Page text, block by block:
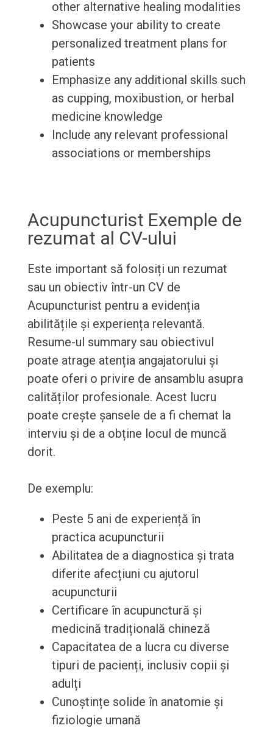
other alternative healing modalities
Showcase your ability to create
personalized treatment plans for
patients
Emphasize any additional skills such
as cupping, moxibustion, or herbal
medicine knowledge
Include any relevant professional
associations or memberships
Acupuncturist Exemple de
rezumat al CV-ului
Este important să folosiți un rezumat
sau un obiectiv într-un CV de
Acupuncturist pentru a evidenția
abilitățile și experiența relevantă.
Resume-ul summary sau obiectivul
poate atrage atenția angajatorului și
poate oferi o privire de ansamblu asupra
calităților profesionale. Acest lucru
poate crește șansele de a fi chemat la
interviu și de a obține locul de muncă
dorit.
De exemplu:
Peste 5 ani de experiență în
practica acupuncturii
Abilitatea de a diagnostica și trata
diferite afecțiuni cu ajutorul
acupuncturii
Certificare în acupunctură și
medicină tradițională chineză
Capacitatea de a lucra cu diverse
tipuri de pacienți, inclusiv copii și
adulți
Cunoștințe solide în anatomie și
fiziologie umană